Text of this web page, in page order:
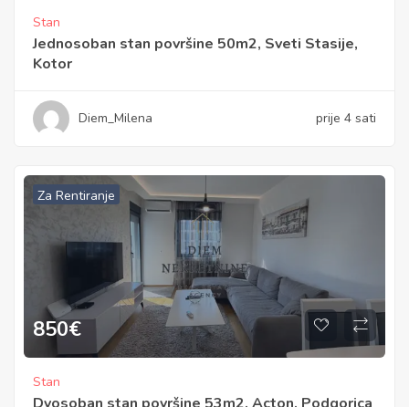
Stan
Jednosoban stan površine 50m2, Sveti Stasije,
Kotor
Diem_Milena prije 4 sati
Za Rentiranje
850€
Stan